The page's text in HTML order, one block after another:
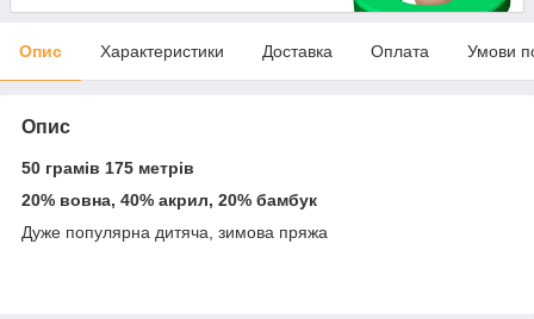
Опис Характеристики Доставка Оплата Умови
Опис
50 грамів 175 метрів
20% вовна, 40% акрил, 20% бамбук
Дуже популярна дитяча, зимова пряжа